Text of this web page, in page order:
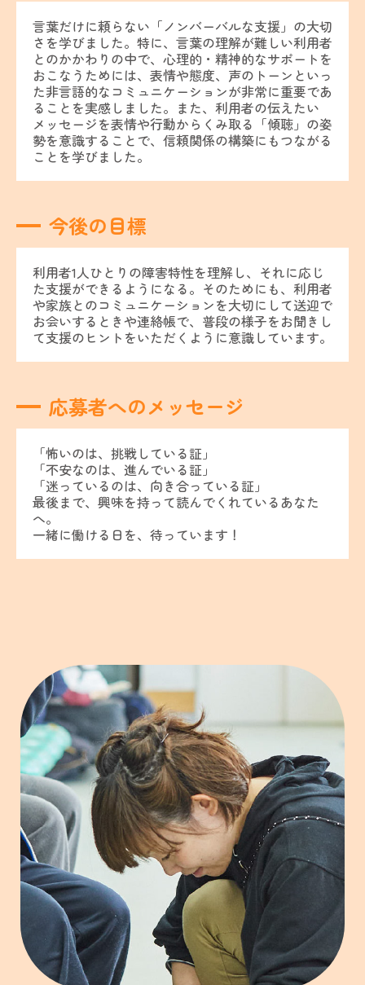
言葉だけに頼らない「ノンバーバルな支援」の大切
さを学びました。特に、言葉の理解が難しい利用者
とのかかわりの中で、心理的・精神的なサポートを
おこなうためには、表情や態度、声のトーンといっ
た非言語的なコミュニケーションが非常に重要であ
ることを実感しました。また、利用者の伝えたい
メッセージを表情や行動からくみ取る「傾聴」の姿
勢を意識することで、信頼関係の構築にもつながる
ことを学びました。
今後の目標
利用者1人ひとりの障害特性を理解し、それに応じ
た支援ができるようになる。そのためにも、利用者
や家族とのコミュニケーションを大切にして送迎で
お会いするときや連絡帳で、普段の様子をお聞きし
て支援のヒントをいただくように意識しています。
応募者へのメッセージ
「怖いのは、挑戦している証」
「不安なのは、進んでいる証」
「迷っているのは、向き合っている証」
最後まで、興味を持って読んでくれているあなた
へ。
一緒に働ける日を、待っています！